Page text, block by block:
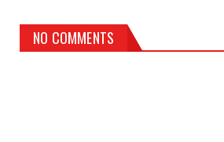
NO COMMENTS